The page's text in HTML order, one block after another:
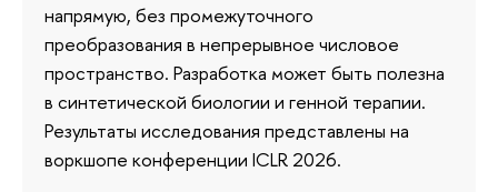
напрямую, без промежуточного
преобразования в непрерывное числовое
пространство. Разработка может быть полезна
в синтетической биологии и генной терапии.
Результаты исследования представлены на
воркшопе конференции ICLR 2026.